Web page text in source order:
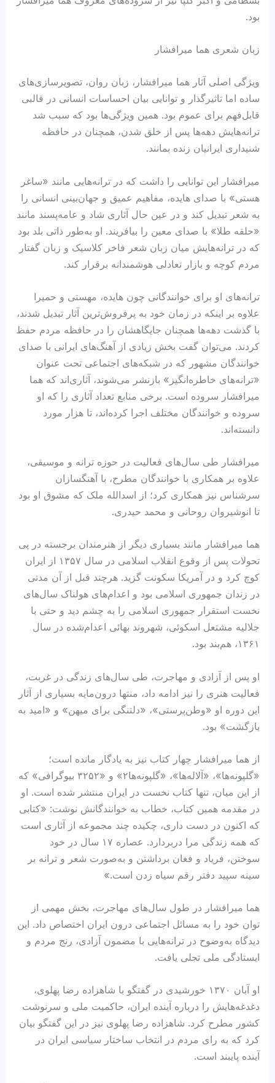
بود.
زبان شعری هما میرافشار
ویژگی اصلی آثار هما میرافشار، زبان روان، تصویرسازی‌های
ساده اما تاثیرگذار و توانایی بیان احساسات انسانی در قالبی
قابل‌فهم برای عموم بود. همین ویژگی‌ها بود که سبب شد
ترانه‌هایش دهه‌ها پس از خلق شدن، همچنان در حافظه
شنیداری ایرانیان زنده بمانند.
میرافشار این توانایی را داشت که در ترانه‌هایی مانند «ساغر
هستی» با صدای هایده، مفاهیم عمیق و جهان‌بینی انسانی را
به شعر تبدیل کند و در عین حال آثاری شاد و عامه‌پسند مانند
«حلقه طلا» با صدای معین را بیافریند. او به‌طور ذاتی بلد بود
که در ترانه‌هایش میان زبان شعر فاخر کلاسیک و زبان گفتار
مردم کوچه و بازار تعادلی هوشمندانه برقرار کند.
ترانه‌های او برای خوانندگانی چون هایده، مهستی و حمیرا
علاوه بر اینکه در زمان خود به پرفروش‌ترین آثار تبدیل شدند،
با گذشت دهه‌ها همچنان جایگاهشان را در حافظه مردم حفظ
کردند. می‌توان گفت بخش زیادی از آهنگ‌های ایرانی با صدای
خوانندگان مشهور که در شبکه‌های اجتماعی تحت عنوان
«ترانه‌های خاطره‌انگیز» بازنشر می‌شوند، آثاری‌اند که هما
میرافشار سروده است. برخی منابع تعداد آثاری را که او
سروده و خوانندگان مختلف اجرا کرده‌اند، تا هزار مورد
دانسته‌اند.
میرافشار طی سال‌های فعالیت در حوزه ترانه و موسیقی،
علاوه بر همکاری با خوانندگان مطرح، با آهنگسازان
سرشناس نیز همکاری کرد؛ از اسدالله ملک که مشوق او بود
تا انوشیروان روحانی و محمد حیدری.
هما میرافشار مانند بسیاری دیگر از هنرمندان برجسته در پی
تحولات پس از وقوع انقلاب اسلامی در سال ۱۳۵۷ از ایران
کوچ کرد و در آمریکا سکونت گزید. هرچند قبل از آن مدتی
در زندان جمهوری اسلامی بود و اعدام‌های هولناک سال‌های
نخست استقرار جمهوری اسلامی را به چشم دید و حتی با
جلالیه مشتعل اسکوئی، شهروند بهائی اعدام‌شده در سال
۱۳۶۱، هم‌بند بود.
او پس از آزادی و مهاجرت، طی سال‌های زندگی در غربت،
فعالیت هنری را نیز ادامه داد، منتها درون‌مایه بسیاری از آثار
این دوره او «وطن‌پرستی»، «دلتنگی برای میهن» و «امید به
بازگشت» بود.
از هما میرافشار چهار کتاب نیز به یادگار مانده‌ است؛
«گلپونه‌ها»، «آلاله‌ها»، «گلپونه‌ها۲» و «۳۲۵۲ بیوگرافی» که
از این میان، تنها کتاب نخست در ایران منتشر شده است. او
در مقدمه همین کتاب، خطاب به خوانندگانش نوشت: «کتابی
که اکنون در دست داری، چکیده چند مجموعه از آثاری است
که همه زندگی مرا دربردارد. عصاره ۱۷ سال در خود
سوختن، فریاد و فغان برداشتن و به‌صورت شعر و ترانه بر
سینه سپید دفتر رقم سیاه زدن است.»
هما میرافشار در طول سال‌های مهاجرت، بخش مهمی از
توان خود را به مسائل اجتماعی درون ایران اختصاص داد. این
دیدگاه به‌وضوح در ترانه‌هایی با مضمون آزادی، رنج مردم و
ایستادگی ملی تجلی یافت.
او آبان ۱۳۷۰ خورشیدی در گفتگو با شاهزاده رضا پهلوی،
دغدغه‌هایش را درباره آینده ایران، حاکمیت ملی و سرنوشت
کشور مطرح کرد. شاهزاده رضا پهلوی نیز در این گفتگو بیان
کرد که به رای مردم در انتخاب ساختار سیاسی ایران در
آینده پایبند است.